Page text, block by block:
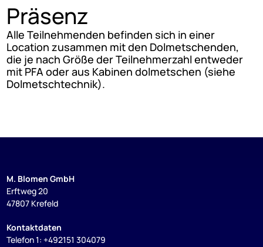
Präsenz
Alle Teilnehmenden befinden sich in einer
Location zusammen mit den Dolmetschenden,
die je nach Größe der Teilnehmerzahl entweder
mit PFA oder aus Kabinen dolmetschen (siehe
Dolmetschtechnik).
M. Blomen GmbH
Erftweg 20
47807 Krefeld
Kontaktdaten
Telefon 1: +492151 304079